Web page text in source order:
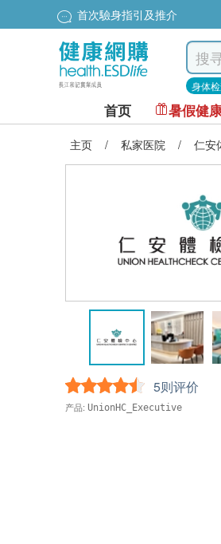
首次驗身指引及推介
身体
首页 暑假健
主页 / 私家医院 / 仁安
5则评价
产品: UnionHC_Executive